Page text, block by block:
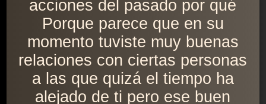
acciones del pasado por qué
Porque parece que en su
momento tuviste muy buenas
relaciones con ciertas personas
a las que quizá el tiempo ha
alejado de ti pero ese buen